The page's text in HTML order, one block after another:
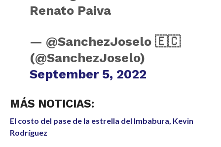
Renato Paiva
— @SanchezJoselo 🇪🇨
(@SanchezJoselo)
September 5, 2022
MÁS NOTICIAS:
El costo del pase de la estrella del Imbabura, Kevin
Rodríguez